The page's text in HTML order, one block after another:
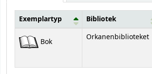
Bestånd
Exemplartyp Bibliotek
Bok Orkanenbiblioteket